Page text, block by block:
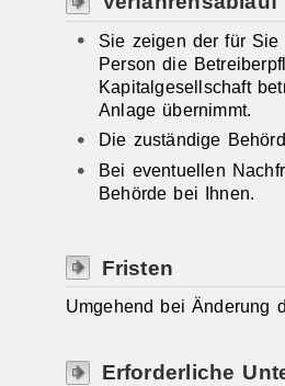
Sie zeigen der für
Person die
Kapitalgesellschaft
Anlage übernimmt.
Die zuständige
Bei eventuellen
Behörde bei Ihnen.
Fristen
Umgehend bei Änderung
Erforderliche